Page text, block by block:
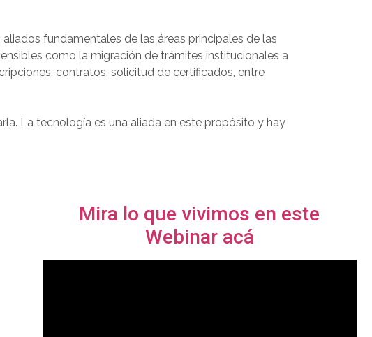
fundamentales de las áreas principales de las
como la migración de trámites institucionales a
contratos, solicitud de certificados, entre
La tecnología es una aliada en este propósito y hay
Mira lo que vivimos en este
Webinar acá